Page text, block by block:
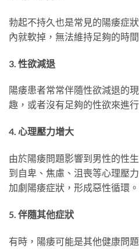
勃起不持久也是常見的陽痿症
內就軟掉，無法維持足夠的時
3. 性欲減退
陽痿患者常常伴隨性欲減退的
趣，或者沒有足夠的性欲來進
4. 心理壓力增大
由於陽痿問題影響到男性的性
到自卑、焦慮、沮喪等心理壓
加劇陽痿症狀，形成惡性循環。
5. 伴隨其他症狀
有時，陽痿可能是其他健康問